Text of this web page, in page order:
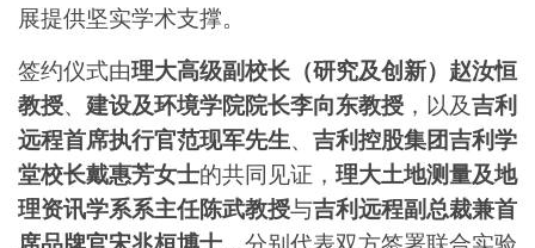
展提供坚实学术支撑。
签约仪式由理大高级副校长（研究及创新）赵汝恒
教授、 建设及环境学院院长李向东教授 ，以及吉利
远程首席执行官范现军先生、 吉利控股集团吉利学
堂校长戴惠芳女士的共同见证， 理大土地测量及地
理资讯学系系主任陈武教授与吉利远程副总裁兼首